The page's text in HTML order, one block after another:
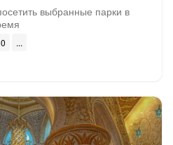
выбранные парки в